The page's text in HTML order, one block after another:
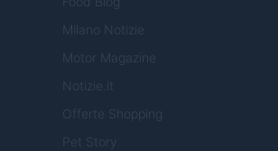
Milano Notizie
Motor Magazine
Notizie.it
Offerte Shopping
Pet Story